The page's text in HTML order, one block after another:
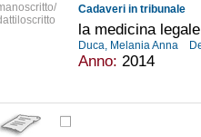
Cadaveri in tribunale
la medicina
Duca, Melania Anna
Anno: 2014